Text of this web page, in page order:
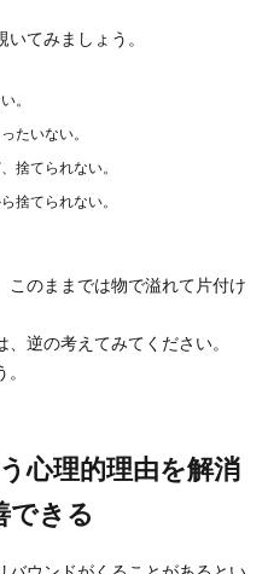
てみましょう。
。
たいない。
捨てられない。
捨てられない。
このままでは物で溢れて片付け
逆の考えてみてください。
心理的理由を解消
できる